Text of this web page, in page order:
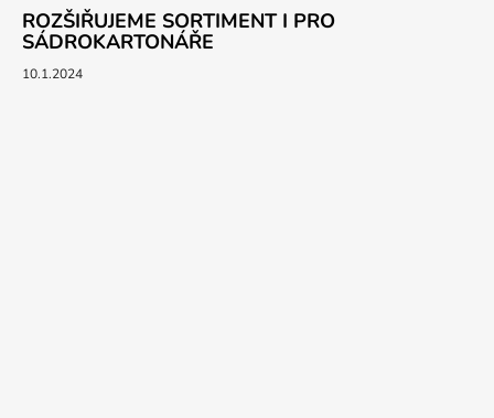
ROZŠIŘUJEME SORTIMENT I PRO
SÁDROKARTONÁŘE
10.1.2024